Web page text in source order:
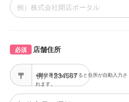
店舗住所
必須
※郵便番号を入力すると住所が自動入力さ
れます。